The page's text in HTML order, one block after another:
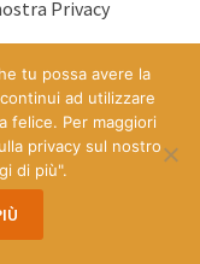
Privacy
tu possa avere la
ad utilizzare
felice. Per maggiori
privacy sul nostro
di più".